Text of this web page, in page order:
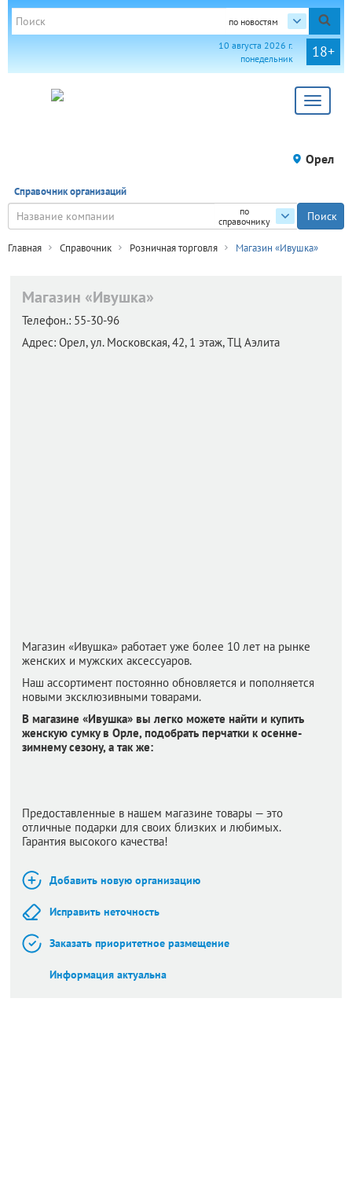
по новостям
18+
10 августа 2026 г.
понедельник
Toggle
Орел
Справочник организаций
по
справочнику
Главная Справочник Розничная торговля Магазин «Ивушка»
Магазин «Ивушка»
Телефон.: 55-30-96
Адрес: Орел,ул. Московская, 42, 1 этаж, ТЦ Аэлита
Магазин «Ивушка» работает уже более 10 лет на рынке
женских и мужских аксессуаров.
Наш ассортимент постоянно обновляется и пополняется
новыми эксклюзивными товарами.
В магазине «Ивушка» вы легко можете найти и купить
женскую сумку в Орле, подобрать перчатки к осенне-
зимнему сезону, а так же:
Предоставленные в нашем магазине товары — это
отличные подарки для своих близких и любимых.
Гарантия высокого качества!
Добавить новую организацию
Исправить неточность
Заказать приоритетное размещение
Информация актуальна